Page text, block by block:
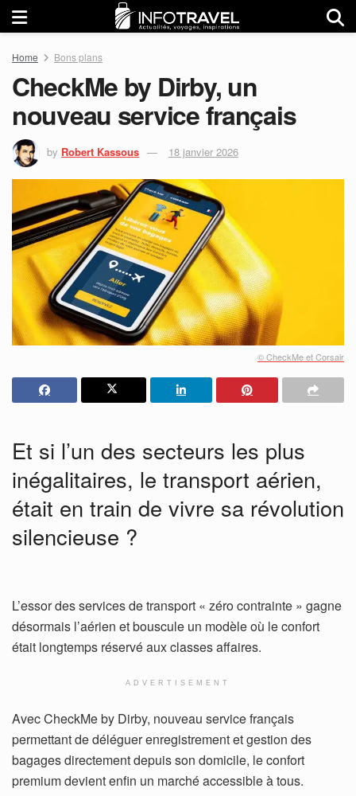
Home Bons plans
CheckMe by Dirby, un
nouveau service français
by Robert Kassous 18 janvier 2026
© CheckMe et Corsair
Et si l’un des secteurs les plus
inégalitaires, le transport aérien,
était en train de vivre sa révolution
silencieuse ?
L’essor des services de transport « zéro contrainte » gagne
désormais l’aérien et bouscule un modèle où le confort
était longtemps réservé aux classes affaires.
ADVERTISEMENT
Avec CheckMe by Dirby, nouveau service français
permettant de déléguer enregistrement et gestion des
bagages directement depuis son domicile, le confort
premium devient enfin un marché accessible à tous.